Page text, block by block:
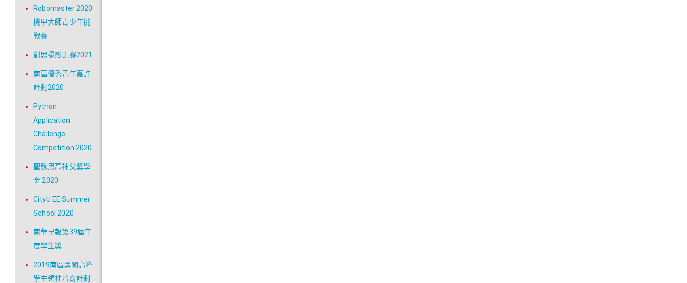
Robomaster 2020
機甲大師青少年挑
戰賽
創思攝影比賽2021
南區優秀青年嘉許
計劃2020
Python
Application
Challenge
Competition 2020
聖鮑思高神父獎學
金 2020
CityU EE Summer
School 2020
南華早報第39屆年
度學生獎
2019南區勇闖高峰
學生領袖培育計劃